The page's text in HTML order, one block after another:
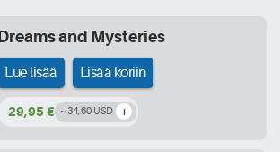
Dreams and Mysteries
Lue lisää Lisää koriin
29,95 € ~ 34,60 USD